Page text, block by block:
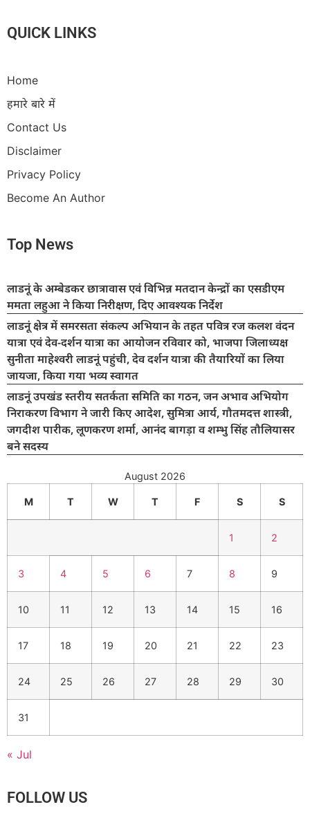
QUICK LINKS
Home
हमारे बारे में
Contact Us
Disclaimer
Privacy Policy
Become An Author
Top News
लाडनूं के अम्बेडकर छात्रावास एवं विभिन्न मतदान केन्द्रों का एसडीएम
ममता लहुआ ने किया निरीक्षण, दिए आवश्यक निर्देश
लाडनूं क्षेत्र में समरसता संकल्प अभियान के तहत पवित्र रज कलश वंदन
यात्रा एवं देव-दर्शन यात्रा का आयोजन रविवार को, भाजपा जिलाध्यक्ष
सुनीता माहेश्वरी लाडनूं पहुंची, देव दर्शन यात्रा की तैयारियों का लिया
जायजा, किया गया भव्य स्वागत
लाडनूं उपखंड स्तरीय सतर्कता समिति का गठन, जन अभाव अभियोग
निराकरण विभाग ने जारी किए आदेश, सुमित्रा आर्य, गौतमदत्त शास्त्री,
जगदीश पारीक, लूणकरण शर्मा, आनंद बागड़ा व शम्भु सिंह तौलियासर
बने सदस्य
August 2026
M T W T F S S
1 2
3 4 5 6 7 8 9
10 11 12 13 14 15 16
17 18 19 20 21 22 23
24 25 26 27 28 29 30
31
« Jul
FOLLOW US